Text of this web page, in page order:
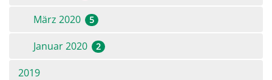
März 2020 5
Januar 2020 2
2019